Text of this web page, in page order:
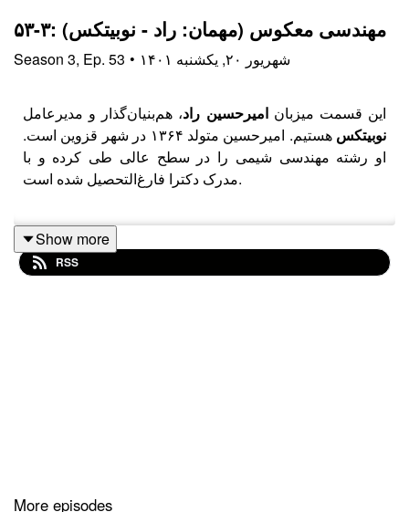
۵۳-۳: مهندسی معکوس (مهمان: راد - نوبیتکس)
Season 3, Ep. 53 • ۱۴۰۱ شهریور ۲۰, یکشنبه
اين قسمت ميزباناميرحسين راد، هم‌بنيان‌گذار و مديرعامل
نوبيتکس
هستيم. اميرحسين متولد ۱۳۶۴ در شهر قزوين است.
او رشته مهندسی شيمی را در سطح عالی طی کرده و با
مدرک دکترا فارغ‌التحصيل شده است.
در اين قسمت بخش اول گفتگو با اميرحسين راد را خواهيم
شنيد که چگونه بعد از مدتی فعاليت، به عنوان فريلنسر وارد
Show more
RSS
More episodes